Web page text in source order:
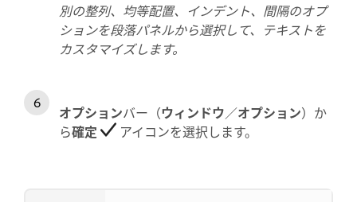
別の整列、均等配置、インデント、間隔のオプ
ションを段落パネルから選択して、テキストを
カスタマイズします。
オプションバー（ウィンドウ／オプション）か
ら確定 アイコンを選択します。